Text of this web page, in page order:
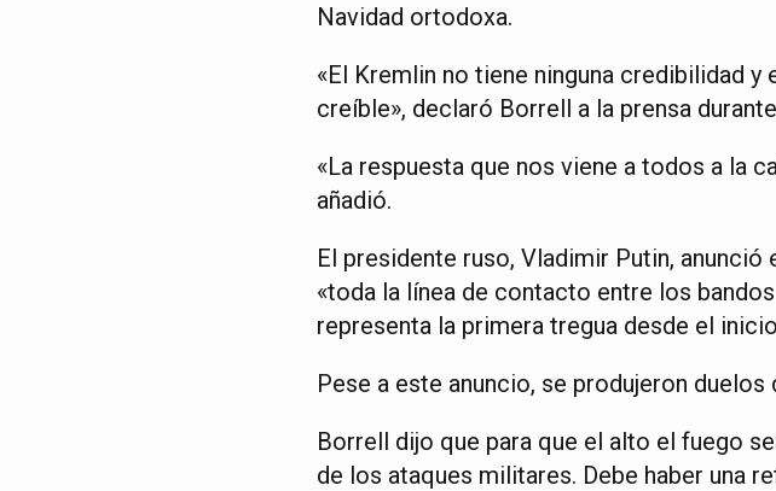
Navidad ortodoxa.
«El Kremlin no tiene ninguna credibilidad
creíble», declaró Borrell a la prensa
«La respuesta que nos viene a todos a la
añadió.
El presidente ruso, Vladimir Putin,
«toda la línea de contacto entre los
representa la primera tregua desde el
Pese a este anuncio, se produjeron
Borrell dijo que para que el alto el fuego
de los ataques militares. Debe haber una